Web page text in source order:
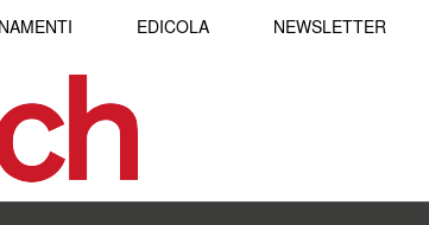
EDICOLA NEWSLETTER